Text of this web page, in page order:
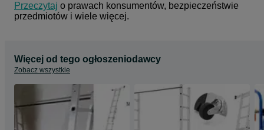
Przeczytaj o prawach konsumentów, bezpieczeństwie
przedmiotów i wiele więcej.
Więcej od tego ogłoszeniodawcy
Zobacz wszystkie